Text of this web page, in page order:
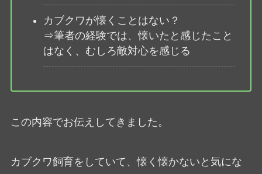
カブクワが懐くことはない？
⇒筆者の経験では、懐いたと感じたこと
はなく、むしろ敵対心を感じる
この内容でお伝えしてきました。
カブクワ飼育をしていて、懐く懐かないと気にな